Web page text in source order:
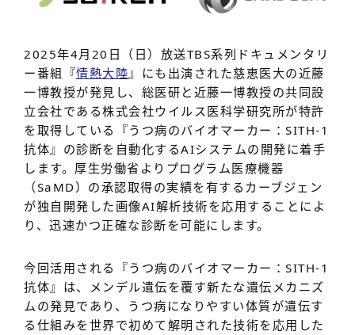
2025年4月20日（日）放送TBS系列ドキュメンタリ
ー番組『情熱大陸』にも出演された慈恵医大の近藤
一博教授が発見し、総医研と近藤一博教授の共同設
立会社である株式会社ウイルス医科学研究所が特許
を取得している『うつ病のバイオマーカー：SITH-1
抗体』の診断を自動化するAIシステムの開発に着手
します。厚生労働省よりプログラム医療機器
（SaMD）の承認取得の実績を有するカーブジェン
が独自開発した画像AI解析技術を応用することによ
り、迅速かつ正確な診断を可能にします。
今回活用される『うつ病のバイオマーカー：SITH-1
抗体』は、メンデル遺伝を覆す新たな遺伝メカニズ
ムの発見であり、うつ病になりやすい体質が遺伝す
る仕組みを世界で初めて解明された技術を応用した